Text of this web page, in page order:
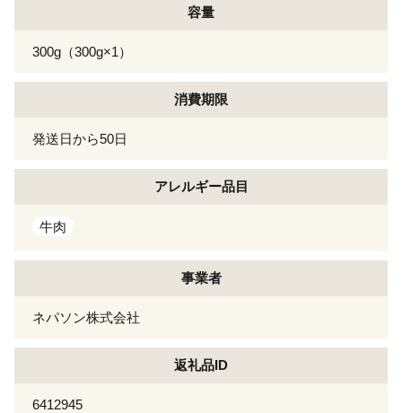
容量
300g（300g×1）
消費期限
発送日から50日
アレルギー品目
牛肉
事業者
ネパソン株式会社
返礼品ID
6412945